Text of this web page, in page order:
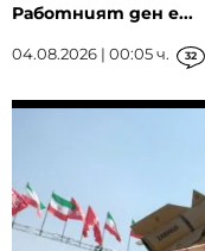
Работният ден е...
04.08.2026 | 00:05 ч. 32